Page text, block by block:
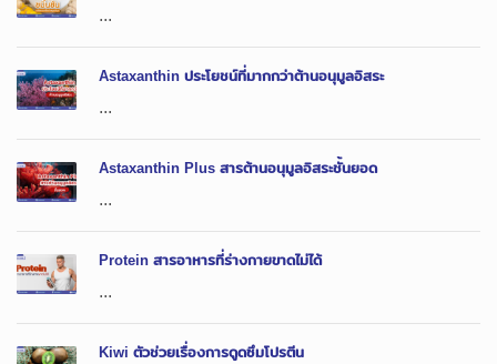
...
Astaxanthin ประโยชน์ที่มากกว่าต้านอนุมูลอิสระ
...
Astaxanthin Plus สารต้านอนุมูลอิสระชั้นยอด
...
Protein สารอาหารที่ร่างกายขาดไม่ได้
...
Kiwi ตัวช่วยเรื่องการดูดซึมโปรตีน